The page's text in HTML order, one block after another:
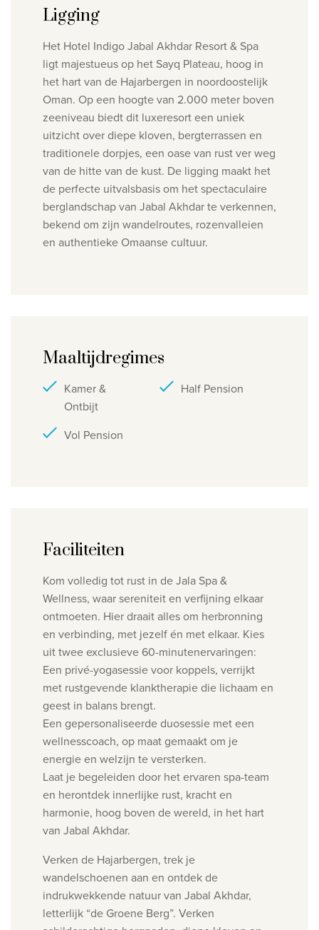
Ligging
Het Hotel Indigo Jabal Akhdar Resort & Spa
ligt majestueus op het Sayq Plateau, hoog in
het hart van de Hajarbergen in noordoostelijk
Oman. Op een hoogte van 2.000 meter boven
zeeniveau biedt dit luxeresort een uniek
uitzicht over diepe kloven, bergterrassen en
traditionele dorpjes, een oase van rust ver weg
van de hitte van de kust. De ligging maakt het
de perfecte uitvalsbasis om het spectaculaire
berglandschap van Jabal Akhdar te verkennen,
bekend om zijn wandelroutes, rozenvalleien
en authentieke Omaanse cultuur.
Maaltijdregimes
Kamer &
Ontbijt
Half Pension
Vol Pension
Faciliteiten
Kom volledig tot rust in de Jala Spa &
Wellness, waar sereniteit en verfijning elkaar
ontmoeten. Hier draait alles om herbronning
en verbinding, met jezelf én met elkaar. Kies
uit twee exclusieve 60-minutenervaringen:
Een privé-yogasessie voor koppels, verrijkt
met rustgevende klanktherapie die lichaam en
geest in balans brengt.
Een gepersonaliseerde duosessie met een
wellnesscoach, op maat gemaakt om je
energie en welzijn te versterken.
Laat je begeleiden door het ervaren spa-team
en herontdek innerlijke rust, kracht en
harmonie, hoog boven de wereld, in het hart
van Jabal Akhdar.
Verken de Hajarbergen, trek je
wandelschoenen aan en ontdek de
indrukwekkende natuur van Jabal Akhdar,
letterlijk “de Groene Berg”. Verken